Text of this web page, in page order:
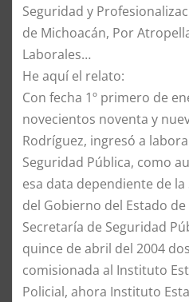
Seguridad y
de Michoacán, Por
Laborales…
He aquí el relato:
Con fecha 1º primero de
novecientos noventa y
Rodríguez, ingresó a
Seguridad Pública, como
esa data dependiente de
del Gobierno del Estado
Secretaría de Seguridad
quince de abril del 2004
comisionada al Instituto
Policial, ahora Instituto